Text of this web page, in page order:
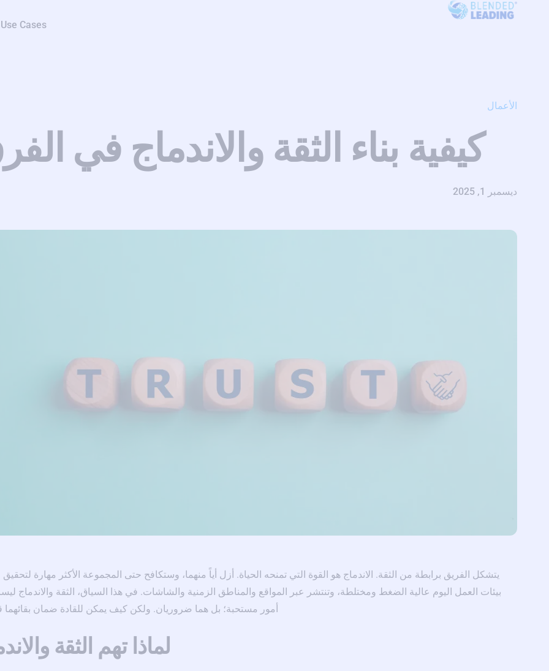
Use Cases
الأعمال
كيفية بناء الثقة والاندماج في
ديسمبر 1, 2025
يتشكل الفريق برابطة من الثقة. الاندماج هو القوة التي تمنحه الحياة. أزل أياً منهما، وستكافح حتى المجموعة الأكثر مهارة لتحقيق
بيئات العمل اليوم عالية الضغط ومختلطة، وتنتشر عبر المواقع والمناطق الزمنية والشاشات. في هذا السياق، الثقة والاندماج
أمور مستحبة؛ بل هما ضروريان. ولكن كيف يمكن للقادة ضمان بقائهما
لماذا تهم الثقة